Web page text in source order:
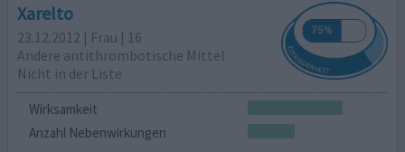
Xarelto
23.12.2012 | Frau | 16
Andere antithrombotische Mittel
Nicht in der Liste
Wirksamkeit
Anzahl Nebenwirkungen